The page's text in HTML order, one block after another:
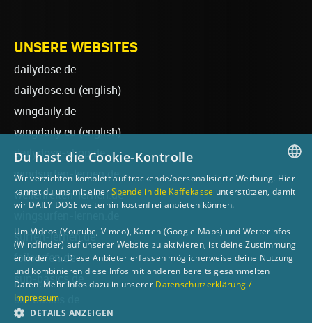
UNSERE WEBSITES
dailydose.de
dailydose.eu (english)
wingdaily.de
wingdaily.eu(english)
dailydose-shop.de
windsurfen-lernen.de
wellenreiten-lernen.de
surfen-lernen.de
foilsurfen.de
sup-basics.de
ski-basics.de
GERMAN
Du hast die Cookie-Kontrolle
Wir verzichten komplett auf trackende/personalisierte Werbung. Hier
kannst du uns mit einerSpende in die Kaffekasse unterstützen, damit
wir DAILY DOSE weiterhin kostenfrei anbieten können.
Um Videos (Youtube, Vimeo), Karten (Google Maps) und Wetterinfos
(Windfinder) auf unserer Website zu aktivieren, ist deine Zustimmung
erforderlich. Diese Anbieter erfassen möglicherweise deine Nutzung
und kombinieren diese Infos mit anderen bereits gesammelten
Daten. Mehr Infos dazu in unserer Datenschutzerklärung /
Impressum
DETAILS ANZEIGEN